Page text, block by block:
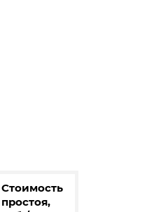
Стоимость
простоя,